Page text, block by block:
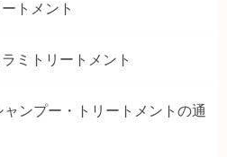
トメント
ミトリートメント
ンプー・トリートメントの通